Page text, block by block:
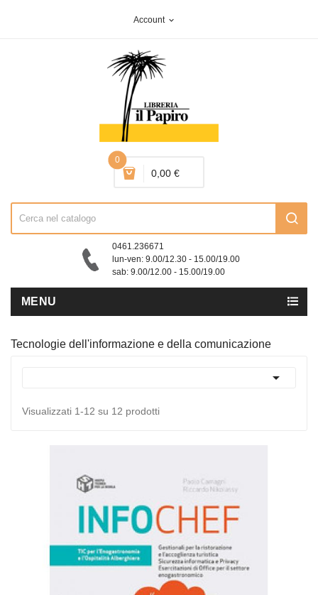
Account expand_more
0
0,00 €
0461.236671
lun-ven: 9.00/12.30 - 15.00/19.00
sab: 9.00/12.00 - 15.00/19.00
MENU
Tecnologie dell'informazione e della comunicazione

Visualizzati 1-12 su 12 prodotti